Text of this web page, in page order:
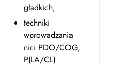
gładkich,
techniki
wprowadzania
nici PDO/COG,
P(LA/CL)